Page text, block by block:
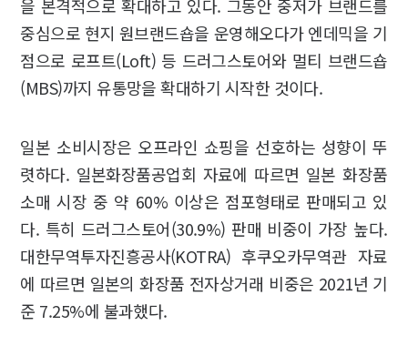
을 본격적으로 확대하고 있다. 그동안 중저가 브랜드를
중심으로 현지 원브랜드숍을 운영해오다가 엔데믹을 기
점으로 로프트(Loft) 등 드러그스토어와 멀티 브랜드숍
(MBS)까지 유통망을 확대하기 시작한 것이다.
일본 소비시장은 오프라인 쇼핑을 선호하는 성향이 뚜
렷하다. 일본화장품공업회 자료에 따르면 일본 화장품
소매 시장 중 약 60% 이상은 점포형태로 판매되고 있
다. 특히 드러그스토어(30.9%) 판매 비중이 가장 높다.
대한무역투자진흥공사(KOTRA) 후쿠오카무역관 자료
에 따르면 일본의 화장품 전자상거래 비중은 2021년 기
준 7.25%에 불과했다.